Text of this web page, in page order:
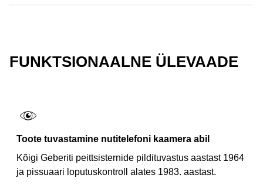
FUNKTSIONAALNE ÜLEVAADE
Toote tuvastamine nutitelefoni kaamera abil
Kõigi Geberiti peittsisternide pildituvastus aastast 1964